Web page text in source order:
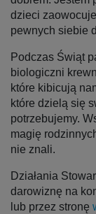
dzieci
pewnych siebie
Podczas Świąt
biologiczni
które kibicują
które dzielą się
potrzebujemy.
magię
nie znali.
Działania
darowiznę na
lub przez stronę